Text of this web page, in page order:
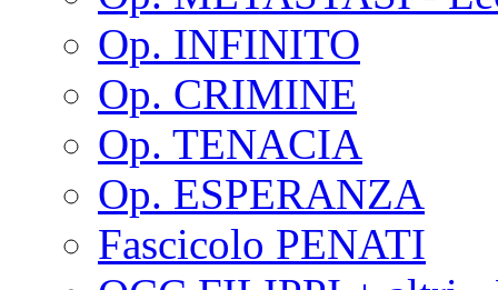
Op. INFINITO
Op. CRIMINE
Op. TENACIA
Op. ESPERANZA
Fascicolo PENATI